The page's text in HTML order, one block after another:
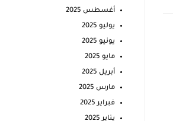
أغسطس 2025
يوليو 2025
يونيو 2025
مايو 2025
أبريل 2025
مارس 2025
فبراير 2025
يناير 2025